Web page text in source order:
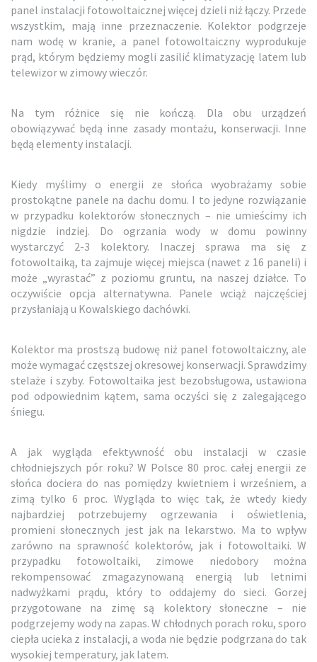
panel instalacji fotowoltaicznej więcej dzieli niż łączy. Przede
wszystkim, mają inne przeznaczenie. Kolektor podgrzeje
nam wodę w kranie, a panel fotowoltaiczny wyprodukuje
prąd, którym będziemy mogli zasilić klimatyzację latem lub
telewizor w zimowy wieczór.
Na tym różnice się nie kończą. Dla obu urządzeń
obowiązywać będą inne zasady montażu, konserwacji. Inne
będą elementy instalacji.
Kiedy myślimy o energii ze słońca wyobrażamy sobie
prostokątne panele na dachu domu. I to jedyne rozwiązanie
w przypadku kolektorów słonecznych – nie umieścimy ich
nigdzie indziej. Do ogrzania wody w domu powinny
wystarczyć 2-3 kolektory. Inaczej sprawa ma się z
fotowoltaiką, ta zajmuje więcej miejsca (nawet z 16 paneli) i
może „wyrastać” z poziomu gruntu, na naszej działce. To
oczywiście opcja alternatywna. Panele wciąż najczęściej
przysłaniają u Kowalskiego dachówki.
Kolektor ma prostszą budowę niż panel fotowoltaiczny, ale
może wymagać częstszej okresowej konserwacji. Sprawdzimy
stelaże i szyby. Fotowoltaika jest bezobsługowa, ustawiona
pod odpowiednim kątem, sama oczyści się z zalegającego
śniegu.
A jak wygląda efektywność obu instalacji w czasie
chłodniejszych pór roku? W Polsce 80 proc. całej energii ze
słońca dociera do nas pomiędzy kwietniem i wrześniem, a
zimą tylko 6 proc. Wygląda to więc tak, że wtedy kiedy
najbardziej potrzebujemy ogrzewania i oświetlenia,
promieni słonecznych jest jak na lekarstwo. Ma to wpływ
zarówno na sprawność kolektorów, jak i fotowoltaiki. W
przypadku fotowoltaiki, zimowe niedobory można
rekompensować zmagazynowaną energią lub letnimi
nadwyżkami prądu, który to oddajemy do sieci. Gorzej
przygotowane na zimę są kolektory słoneczne – nie
podgrzejemy wody na zapas. W chłodnych porach roku, sporo
ciepła ucieka z instalacji, a woda nie będzie podgrzana do tak
wysokiej temperatury, jak latem.